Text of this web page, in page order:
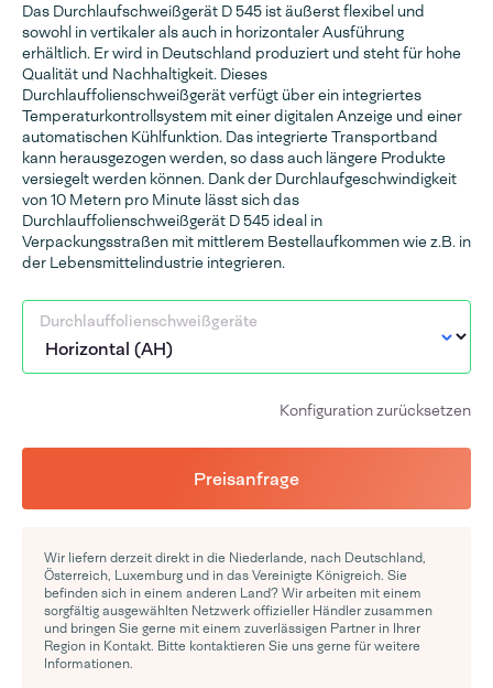
Das Durchlaufschweißgerät D 545 ist äußerst flexibel und
sowohl in vertikaler als auch in horizontaler Ausführung
erhältlich. Er wird in Deutschland produziert und steht für hohe
Qualität und Nachhaltigkeit. Dieses
Durchlauffolienschweißgerät verfügt über ein integriertes
Temperaturkontrollsystem mit einer digitalen Anzeige und einer
automatischen Kühlfunktion. Das integrierte Transportband
kann herausgezogen werden, so dass auch längere Produkte
versiegelt werden können. Dank der Durchlaufgeschwindigkeit
von 10 Metern pro Minute lässt sich das
Durchlauffolienschweißgerät D 545 ideal in
Verpackungsstraßen mit mittlerem Bestellaufkommen wie z.B. in
der Lebensmittelindustrie integrieren.
Durchlauffolienschweißgeräte
Konfiguration zurücksetzen
Preisanfrage
Wir liefern derzeit direkt in die Niederlande, nach Deutschland,
Österreich, Luxemburg und in das Vereinigte Königreich. Sie
befinden sich in einem anderen Land? Wir arbeiten mit einem
sorgfältig ausgewählten Netzwerk offizieller Händler zusammen
und bringen Sie gerne mit einem zuverlässigen Partner in Ihrer
Region in Kontakt. Bitte kontaktieren Sie uns gerne für weitere
Informationen.